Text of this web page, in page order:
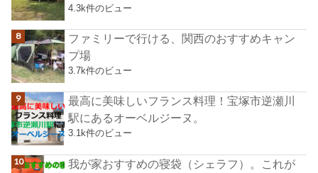
4.3k件のビュー
ファミリーで行ける、関西のおすすめキャン
プ場
3.7k件のビュー
最高に美味しいフランス料理！宝塚市逆瀬川
駅にあるオーベルジーヌ。
3.1k件のビュー
我が家おすすめの寝袋（シェラフ）。これが